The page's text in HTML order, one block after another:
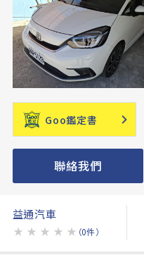
Goo鑑定書
聯絡我們
益通汽車
★ ★ ★ ★ ★ （0件）